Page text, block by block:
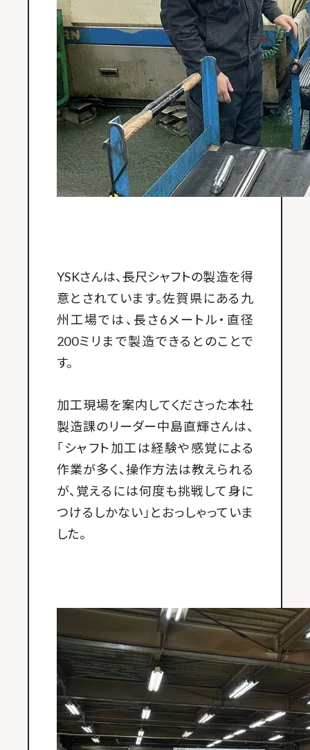
YSKさんは、長尺シャフトの製造を得
意とされています。佐賀県にある九
州工場では、長さ6メートル・直径
200ミリまで製造できるとのことで
す。
加工現場を案内してくださった本社
製造課のリーダー中島直輝さんは、
「シャフト加工は経験や感覚による
作業が多く、操作方法は教えられる
が、覚えるには何度も挑戦して身に
つけるしかない」とおっしゃっていま
した。